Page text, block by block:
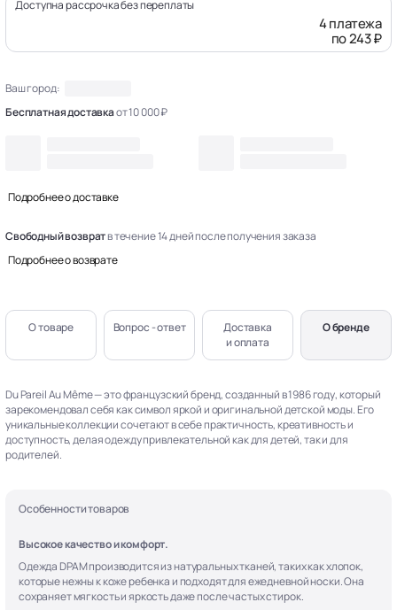
Доступна рассрочка без переплаты
4 платежа
по 243 ₽
Ваш город:
Бесплатная доставкаот 10 000 ₽
Подробнее о доставке
Свободный возвратв течение 14 дней после получения заказа
Подробнее о возврате
О товаре Вопрос - ответ
Доставка
и оплата
О бренде
Du Pareil Au Même — это французский бренд, созданный в 1986 году, который
зарекомендовал себя как символ яркой и оригинальной детской моды. Его
уникальные коллекции сочетают в себе практичность, креативность и
доступность, делая одежду привлекательной как для детей, так и для
родителей.
Особенности товаров
Высокое качество и комфорт.
Одежда DPAM производится из натуральных тканей, таких как хлопок,
которые нежны к коже ребенка и подходят для ежедневной носки. Она
сохраняет мягкость и яркость даже после частых стирок.